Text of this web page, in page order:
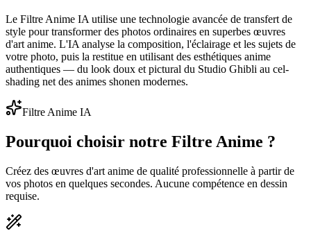
Le Filtre Anime IA utilise une technologie avancée de transfert de
style pour transformer des photos ordinaires en superbes œuvres
d'art anime. L'IA analyse la composition, l'éclairage et les sujets de
votre photo, puis la restitue en utilisant des esthétiques anime
authentiques — du look doux et pictural du Studio Ghibli au cel-
shading net des animes shonen modernes.
Filtre Anime IA
Pourquoi choisir notre Filtre Anime ?
Créez des œuvres d'art anime de qualité professionnelle à partir de
vos photos en quelques secondes. Aucune compétence en dessin
requise.